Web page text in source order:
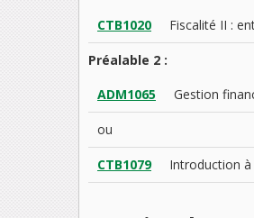
CTB1020
Fiscalité II :
Préalable 2 :
ADM1065
Gestion
ou
CTB1079 Introduction